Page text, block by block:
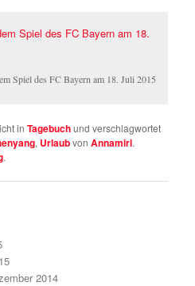
Spiel des FC Bayern am 18. Juli 2015
inTagebuchund verschlagwortet
, UrlaubvonAnnamirl.
.
2014